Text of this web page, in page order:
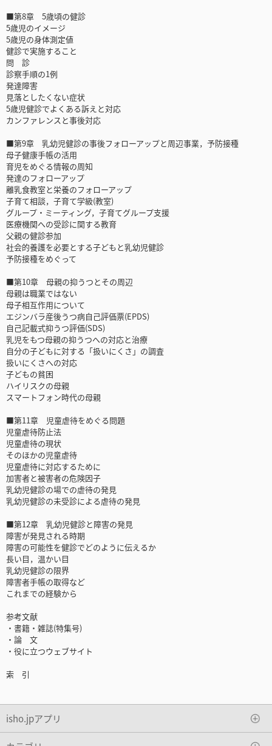
■第8章 5歳頃の健診
5歳児のイメージ
5歳児の身体測定値
健診で実施すること
問 診
診察手順の1例
発達障害
見落としたくない症状
5歳児健診でよくある訴えと対応
カンファレンスと事後対応
■第9章 乳幼児健診の事後フォローアップと周辺事業，予防接種
母子健康手帳の活用
育児をめぐる情報の周知
発達のフォローアップ
離乳食教室と栄養のフォローアップ
子育て相談，子育て学級(教室)
グループ・ミーティング，子育てグループ支援
医療機関への受診に関する教育
父親の健診参加
社会的養護を必要とする子どもと乳幼児健診
予防接種をめぐって
■第10章 母親の抑うつとその周辺
母親は職業ではない
母子相互作用について
エジンバラ産後うつ病自己評価票(EPDS)
自己記載式抑うつ評価(SDS)
乳児をもつ母親の抑うつへの対応と治療
自分の子どもに対する「扱いにくさ」の調査
扱いにくさへの対応
子どもの貧困
ハイリスクの母親
スマートフォン時代の母親
■第11章 児童虐待をめぐる問題
児童虐待防止法
児童虐待の現状
そのほかの児童虐待
児童虐待に対応するために
加害者と被害者の危険因子
乳幼児健診の場での虐待の発見
乳幼児健診の未受診による虐待の発見
■第12章 乳幼児健診と障害の発見
障害が発見される時期
障害の可能性を健診でどのように伝えるか
長い目，温かい目
乳幼児健診の限界
障害者手帳の取得など
これまでの経験から
参考文献
・書籍・雑誌(特集号)
・論 文
・役に立つウェブサイト
索 引
isho.jpアプリ